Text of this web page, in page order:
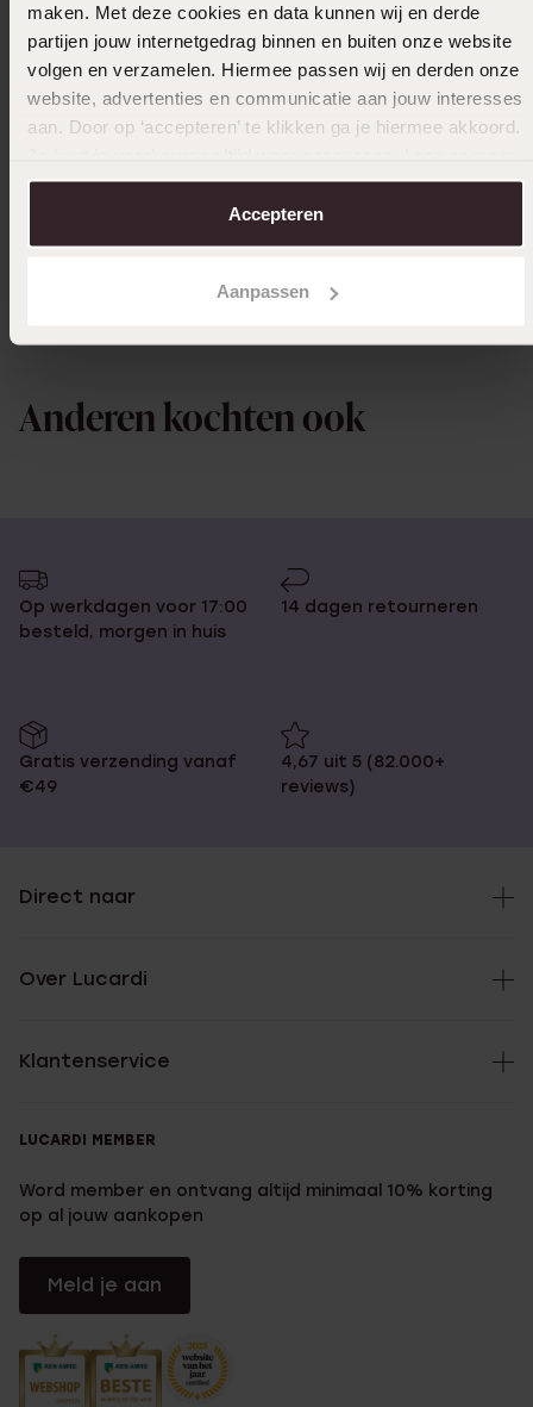
maken. Met deze cookies en data kunnen wij en derde
partijen jouw internetgedrag binnen en buiten onze website
volgen en verzamelen. Hiermee passen wij en derden onze
website, advertenties en communicatie aan jouw interesses
aan. Door op ‘accepteren’ te klikken ga je hiermee akkoord.
over in onscookiebeleid.
Accepteren
Aanpassen
14-05-2025 - Robert H.
Ter ere van ons 28-jarig huwelijk aan mijn
vrouw cadeau gedaan
Ook leuk voor jou
Anderen kochten ook
Op werkdagen voor 17:00
besteld, morgen in huis
14 dagen retourneren
Gratis verzending vanaf
€49
4,67 uit 5 (82.000+
reviews)
Direct naar
Over Lucardi
Klantenservice
LUCARDI MEMBER
Word member en ontvang altijd minimaal 10% korting
op al jouw aankopen
Meld je aan